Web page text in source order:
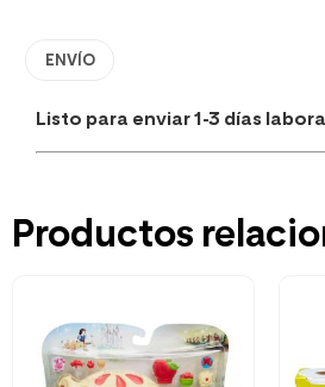
ENVÍO
Listo para enviar 1-3 días
Productos